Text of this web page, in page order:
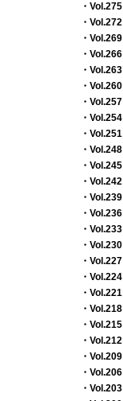
・Vol.275
・Vol.272
・Vol.269
・Vol.266
・Vol.263
・Vol.260
・Vol.257
・Vol.254
・Vol.251
・Vol.248
・Vol.245
・Vol.242
・Vol.239
・Vol.236
・Vol.233
・Vol.230
・Vol.227
・Vol.224
・Vol.221
・Vol.218
・Vol.215
・Vol.212
・Vol.209
・Vol.206
・Vol.203